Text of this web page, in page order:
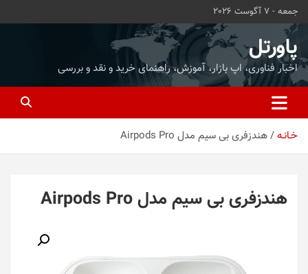
محتوا
بروید
جمعه - 7 آگوست 2026
پاورتل
اخبار فناوری، اپ بازار، آموزش، راهنمای خرید و نقد و بررسی
خـانـه هندزفری بی سیم مدل Airpods Pro
هندزفری بی سیم مدل Airpods Pro